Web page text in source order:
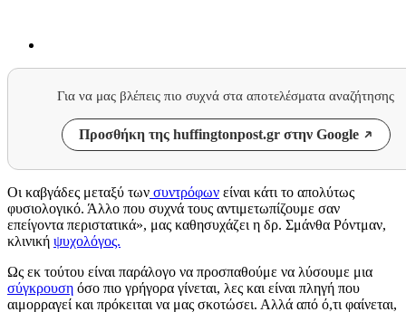
Για να μας βλέπεις πιο συχνά στα αποτελέσματα αναζήτησης
Προσθήκη της huffingtonpost.gr στην Google
Οι καβγάδες μεταξύ των συντρόφων είναι κάτι το απολύτως
φυσιολογικό. Άλλο που συχνά τους αντιμετωπίζουμε σαν
επείγοντα περιστατικά», μας καθησυχάζει η δρ. Σμάνθα Ρόντμαν,
κλινική ψυχολόγος.
Ως εκ τούτου είναι παράλογο να προσπαθούμε να λύσουμε μια
σύγκρουση όσο πιο γρήγορα γίνεται, λες και είναι πληγή που
αιμορραγεί και πρόκειται να μας σκοτώσει. Αλλά από ό,τι φαίνεται,